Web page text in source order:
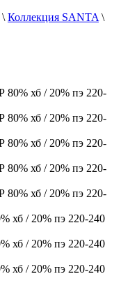
\ Коллекция SANTA \